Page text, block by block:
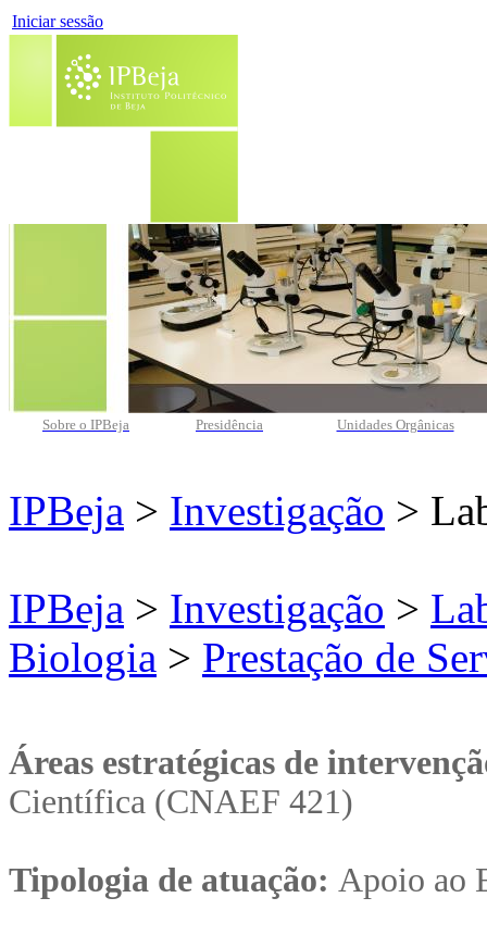
Iniciar sessão
Sobre o IPBeja Presidência Unidades Orgânicas
IPBeja > Investigação >
IPBeja > Investigação >
Biologia > Prestação de
Áreas estratégicas de
Científica (CNAEF 421)
Tipologia de atuação: Apoio ao